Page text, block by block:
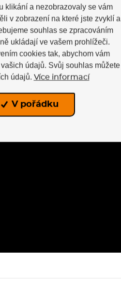
klikání a nezobrazovaly se vám
v zobrazení na které jste zvyklí a
souhlas se zpracováním
ukládají ve vašem prohlížeči.
cookies tak, abychom vám
údajů. Svůj souhlas můžete
údajů. Více informací
V pořádku